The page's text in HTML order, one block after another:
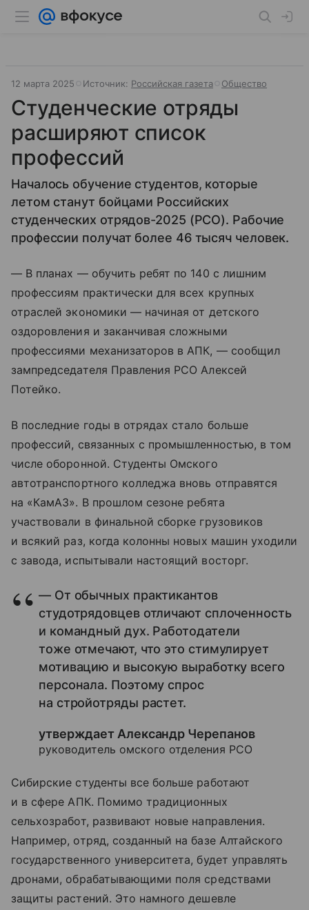
12 марта 2025 Источник: Российская газета Общество
Студенческие отряды
расширяют список
профессий
Началось обучение студентов, которые
летом станут бойцами Российских
студенческих отрядов-2025 (РСО). Рабочие
профессии получат более 46 тысяч человек.
— В планах — обучить ребят по 140 с лишним
профессиям практически для всех крупных
отраслей экономики — начиная от детского
оздоровления и заканчивая сложными
профессиями механизаторов в АПК, — сообщил
зампредседателя Правления РСО Алексей
Потейко.
В последние годы в отрядах стало больше
профессий, связанных с промышленностью, в том
числе оборонной. Студенты Омского
автотранспортного колледжа вновь отправятся
на «КамАЗ». В прошлом сезоне ребята
участвовали в финальной сборке грузовиков
и всякий раз, когда колонны новых машин уходили
с завода, испытывали настоящий восторг.
— От обычных практикантов
студотрядовцев отличают сплоченность
и командный дух. Работодатели
тоже отмечают, что это стимулирует
мотивацию и высокую выработку всего
персонала. Поэтому спрос
на стройотряды растет.
утверждает Александр Черепанов
руководитель омского отделения РСО
Сибирские студенты все больше работают
и в сфере АПК. Помимо традиционных
сельхозработ, развивают новые направления.
Например, отряд, созданный на базе Алтайского
государственного университета, будет управлять
дронами, обрабатывающими поля средствами
защиты растений. Это намного дешевле